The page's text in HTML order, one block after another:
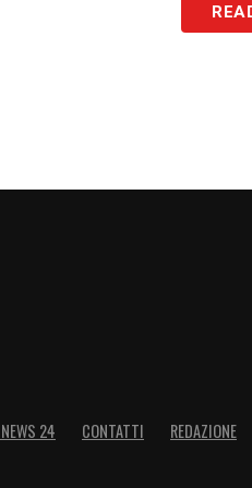
Nonostante le
. Il rientro è
dovrà fare
24 CONTATTI REDAZIONE